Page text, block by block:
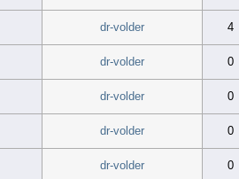
dr-volder 4
dr-volder 0
dr-volder 0
dr-volder 0
dr-volder 0